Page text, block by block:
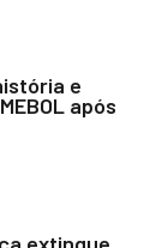
e
após